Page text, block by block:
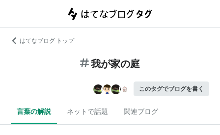
はてなブログ トップ
我が家の庭
このタグでブログを書く
言葉の解説 ネットで話題 関連ブログ